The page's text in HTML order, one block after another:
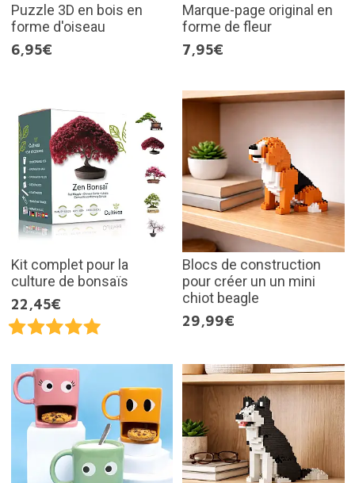
Puzzle 3D en bois en
forme d'oiseau
6,95€
Marque-page original en
forme de fleur
7,95€
Kit complet pour la
culture de bonsaïs
22,45€
Blocs de construction
pour créer un un mini
chiot beagle
29,99€